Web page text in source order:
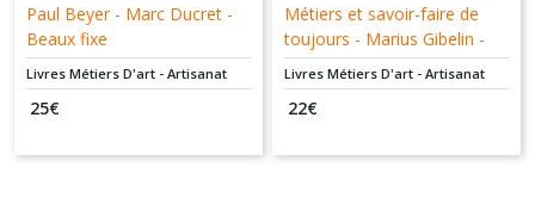
Paul Beyer - Marc Ducret -
Beaux fixe
Livres Métiers D'art - Artisanat
25€
Métiers et savoir-faire de
toujours - Marius Gibelin -
De Borée
Livres Métiers D'art - Artisanat
22€